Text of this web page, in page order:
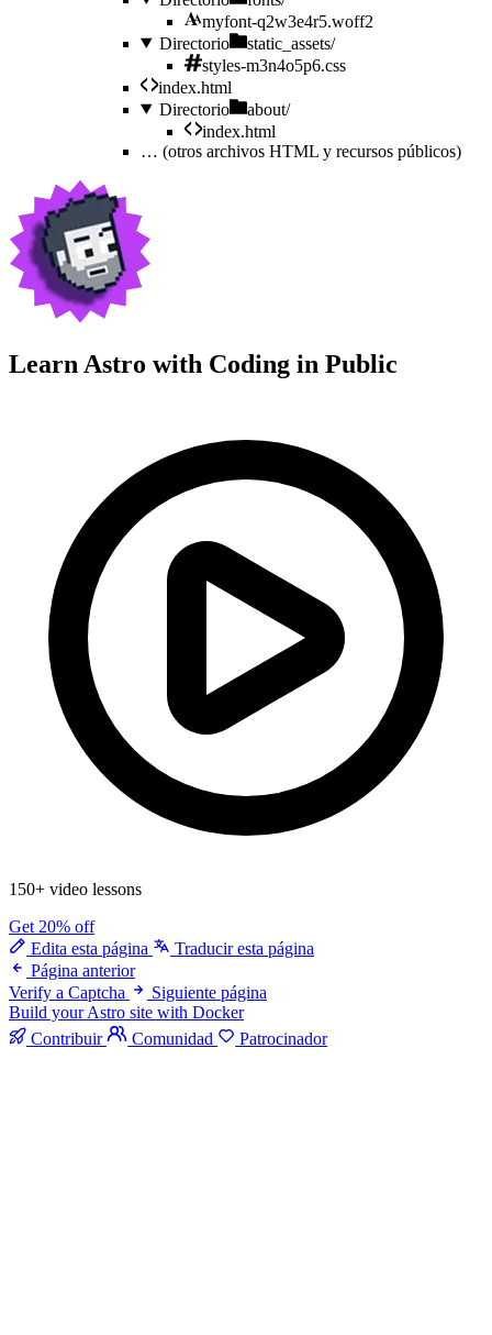
myfont-q2w3e4r5.woff2
Directorio
static_assets/
styles-m3n4o5p6.css
index.html
Directorio
about/
index.html
… (otros archivos HTML y recursos públicos)
Learn Astro with Coding in Public
150+ video lessons
Get 20% off
Edita esta página
Traducir esta página
Página anterior
Verify a Captcha
Siguiente página
Build your Astro site with Docker
Contribuir
Comunidad Patrocinador